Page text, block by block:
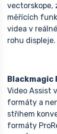
vectorskope,
měřících
videa v
rohu displeje.
Blackmagic
Video Assist
formáty a
střihem
formáty